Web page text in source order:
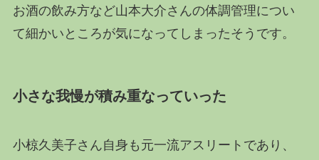
お酒の飲み方など山本大介さんの体調管理につい
て細かいところが気になってしまったそうです。
小さな我慢が積み重なっていった
小椋久美子さん自身も元一流アスリートであり、